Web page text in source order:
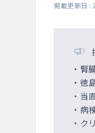
掲載更新日 :
・腎
・徳
・当
・病
・ク